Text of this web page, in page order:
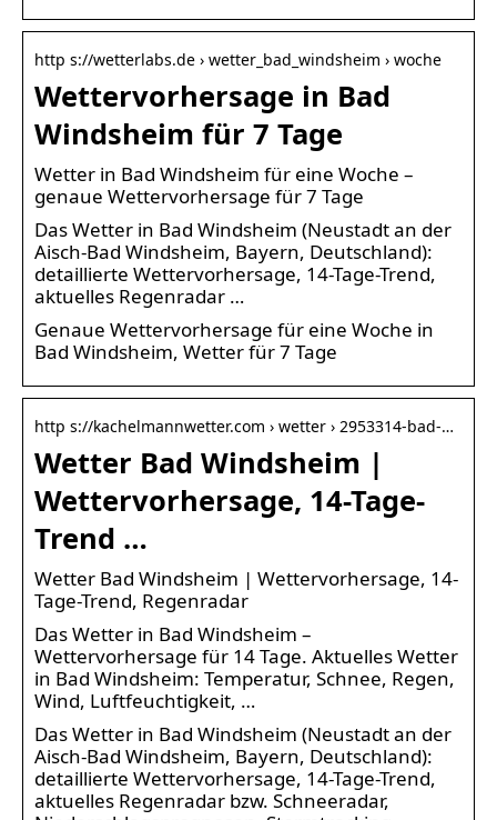
http s://wetterlabs.de › wetter_bad_windsheim › woche
Wettervorhersage in Bad
Windsheim für 7 Tage
Wetter in Bad Windsheim für eine Woche –
genaue Wettervorhersage für 7 Tage
Das Wetter in Bad Windsheim (Neustadt an der
Aisch-Bad Windsheim, Bayern, Deutschland):
detaillierte Wettervorhersage, 14-Tage-Trend,
aktuelles Regenradar …
Genaue Wettervorhersage für eine Woche in
Bad Windsheim, Wetter für 7 Tage
http s://kachelmannwetter.com › wetter › 2953314-bad-…
Wetter Bad Windsheim |
Wettervorhersage, 14-Tage-
Trend …
Wetter Bad Windsheim | Wettervorhersage, 14-
Tage-Trend, Regenradar
Das Wetter in Bad Windsheim –
Wettervorhersage für 14 Tage. Aktuelles Wetter
in Bad Windsheim: Temperatur, Schnee, Regen,
Wind, Luftfeuchtigkeit, …
Das Wetter in Bad Windsheim (Neustadt an der
Aisch-Bad Windsheim, Bayern, Deutschland):
detaillierte Wettervorhersage, 14-Tage-Trend,
aktuelles Regenradar bzw. Schneeradar,